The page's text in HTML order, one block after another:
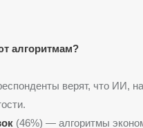
алгоритмам?
верят, что ИИ,
(46%) — алгоритмы